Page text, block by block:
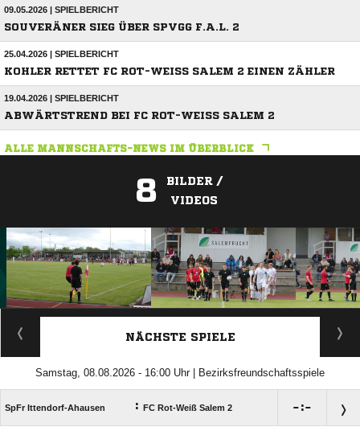
09.05.2026 | SPIELBERICHT
SOUVERÄNER SIEG ÜBER SPVGG F.A.L. 2
25.04.2026 | SPIELBERICHT
KOHLER RETTET FC ROT-WEISS SALEM 2 EINEN ZÄHLER
19.04.2026 | SPIELBERICHT
ABWÄRTSTREND BEI FC ROT-WEISS SALEM 2
ALLE MANNSCHAFTS-NEWS IM ÜBERBLICK
8
BILDER /
VIDEOS
ANZEIGE
NÄCHSTE SPIELE
Samstag, 08.08.2026 - 16:00 Uhr | Bezirksfreundschaftsspiele
SpFr Ittendorf-Ahausen : FC Rot-Weiß Salem 2 :